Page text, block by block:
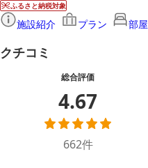
ふるさと納税対象
施設紹介 プラン 部屋
クチコミ
総合評価
4.67
662件